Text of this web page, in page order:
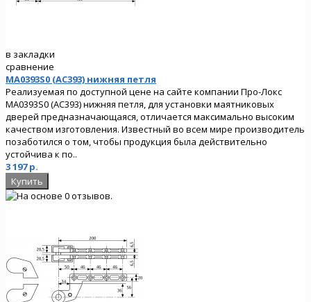
в закладки
сравнение
MA0393S0 (AC393) нижняя петля
Реализуемая по доступной цене на сайте компании Про-Локс
MA0393S0 (AC393) нижняя петля, для установки маятниковых
дверей предназначающаяся, отличается максимально высоким
качеством изготовления. Известный во всем мире производитель
позаботился о том, чтобы продукция была действительно
устойчива к по..
3 197 р.